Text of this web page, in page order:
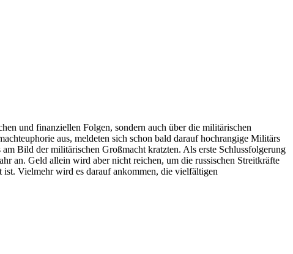
und finanziellen Folgen, sondern auch über die militärischen
aus, meldeten sich schon bald darauf hochrangige Militärs
Bild der militärischen Großmacht kratzten. Als erste Schlussfolgerung
an. Geld allein wird aber nicht reichen, um die russischen Streitkräfte
ist. Vielmehr wird es darauf ankommen, die vielfältigen